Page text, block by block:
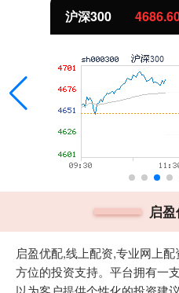
沪深300
启
启盈优配,线上配资,专业网上
方位的投资支持。平台拥有一